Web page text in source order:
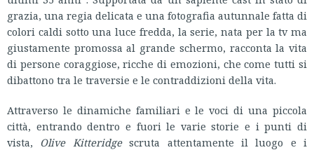
grazia, una regia delicata e una fotografia autunnale fatta di
colori caldi sotto una luce fredda, la serie, nata per la tv ma
giustamente promossa al grande schermo, racconta la vita
di persone coraggiose, ricche di emozioni, che come tutti si
dibattono tra le traversie e le contraddizioni della vita.
Attraverso le dinamiche familiari e le voci di una piccola
città, entrando dentro e fuori le varie storie e i punti di
vista, Olive Kitteridgescruta attentamente il luogo e i